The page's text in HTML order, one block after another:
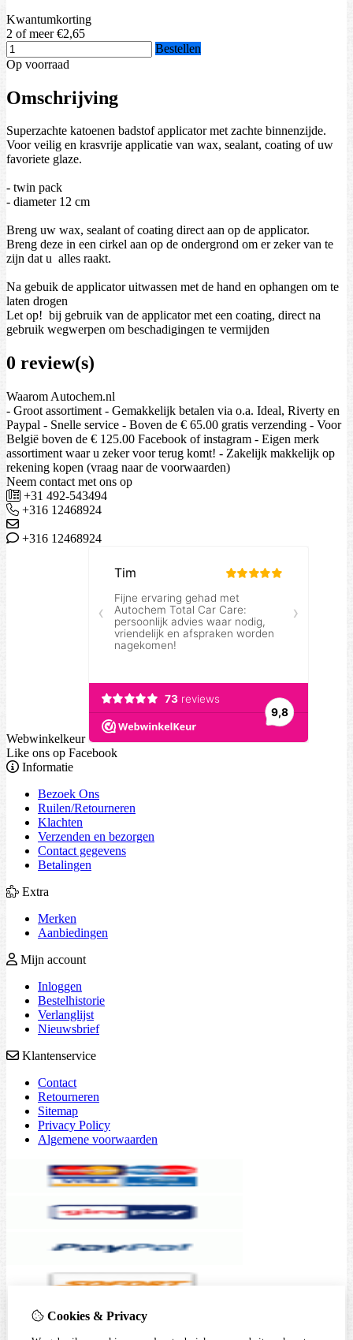
Kwantumkorting
2 of meer €2,65
Bestellen
Op voorraad
Omschrijving
Superzachte katoenen badstof applicator met zachte binnenzijde.
Voor veilig en krasvrije applicatie van wax, sealant, coating of uw
favoriete glaze.
- twin pack
- diameter 12 cm
Breng uw wax, sealant of coating direct aan op de applicator.
Breng deze in een cirkel aan op de ondergrond om er zeker van te
zijn dat u alles raakt.
Na gebuik de applicator uitwassen met de hand en ophangen om te
laten drogen
Let op! bij gebruik van de applicator met een coating, direct na
gebruik wegwerpen om beschadigingen te vermijden
0 review(s)
Waarom Autochem.nl
- Groot assortiment - Gemakkelijk betalen via o.a. Ideal, Riverty en
Paypal - Snelle service - Boven de € 65.00 gratis verzending - Voor
België boven de € 125.00 Facebook of instagram - Eigen merk
assortiment waar u zeker voor terug komt! - Zakelijk makkelijk op
rekening kopen (vraag naar de voorwaarden)
Neem contact met ons op
+31 492-543494
+316 12468924
+316 12468924
Webwinkelkeur
Like ons op Facebook
Informatie
Bezoek Ons
Ruilen/Retourneren
Klachten
Verzenden en bezorgen
Contact gegevens
Betalingen
Extra
Merken
Aanbiedingen
Mijn account
Inloggen
Bestelhistorie
Verlanglijst
Nieuwsbrief
Klantenservice
Contact
Retourneren
Sitemap
Privacy Policy
Algemene voorwaarden
Cookies & Privacy